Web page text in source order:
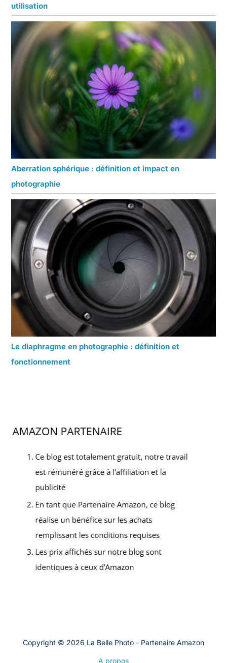
utilisation
Aberration sphérique : définition et impact en
photographie
Le diaphragme en photographie : définition et
fonctionnement
Copyright © 2026 La Belle Photo - Partenaire Amazon
A propos